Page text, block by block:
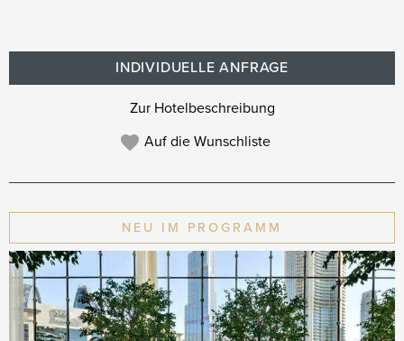
INDIVIDUELLE ANFRAGE
Zur Hotelbeschreibung
Auf die Wunschliste
NEU IM PROGRAMM